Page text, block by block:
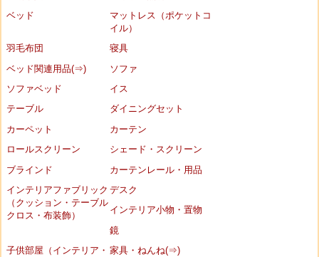
ベッド
マットレス（ポケットコ
イル）
羽毛布団
寝具
ベッド関連用品(⇒)
ソファ
ソファベッド
イス
テーブル
ダイニングセット
カーペット
カーテン
ロールスクリーン
シェード・スクリーン
ブラインド
カーテンレール・用品
インテリアファブリック
（クッション・テーブル
クロス・布装飾）
デスク
インテリア小物・置物
鏡
子供部屋（インテリア・ 家具・ねんね(⇒)